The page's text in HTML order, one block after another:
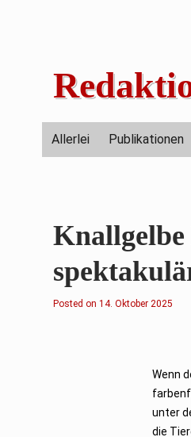
Allerlei Publikationen
Posted on1
14. Oktober 2025
Wenn
unter
die